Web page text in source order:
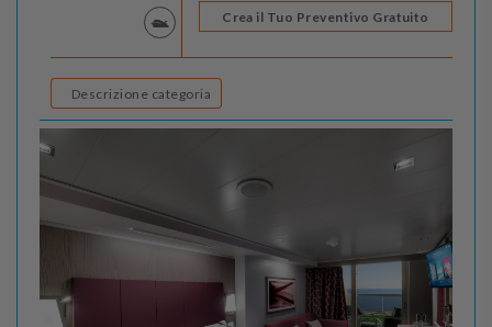
Crea il Tuo Preventivo Gratuito
Descrizione categoria